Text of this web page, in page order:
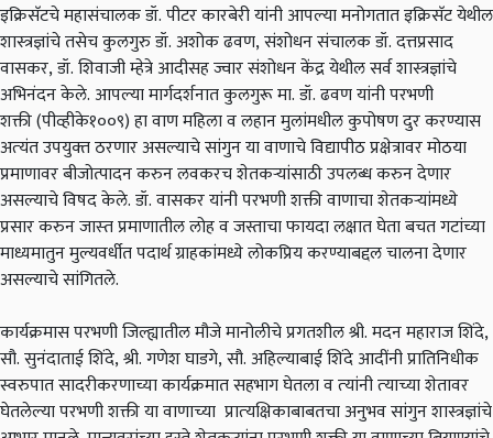
इक्रिसॅटचे महासंचालक डॉ.पीटर कारबेरी यांनी आपल्‍या मनोगतात इक्रिसॅट येथील
शास्त्रज्ञांचे तसेच कुलगुरु डॉ.अशोक ढवण,संशोधन संचालक डॉ.दत्तप्रसाद
वासकर,डॉ.शिवाजी म्हेत्रे आदीसह ज्वार संशोधन केंद्र येथील सर्व शास्त्रज्ञांचे
अभिनंदन केले. आपल्‍या मार्गदर्शनातकुलगुरू मा.डॉ.ढवण यांनी परभणी
शक्ती(पीव्हीके१००९)हा वाण महिला व लहान मुलांमधील कुपोषण दुर करण्यास
अत्‍यंत उपयुक्‍त ठरणार असल्‍याचे सांगुन या वाणाचे विद्यापीठ प्रक्षेत्रावर मोठया
प्रमाणावर बीजोत्पादन करुन लवकरच शेतकऱ्यांसाठी उपलब्ध करुन देणार
असल्याचे विषद केले.डॉ.वासकर यांनी परभणी शक्ती वाणाचा शेतक­ऱ्यांमध्ये
प्रसार करुन जास्‍त प्रमाणातील लोह व जस्ताचा फायदा लक्षात घेता बचत गटांच्या
माध्यमातुन मुल्यवर्धीत पदार्थ ग्राहकांमध्ये लोकप्रिय करण्याबद्दल चालना देणार
असल्याचे सांगितले.
कार्यक्रमास परभणी जिल्ह्यातील मौजे मानोलीचे प्रगतशील श्री. मदन महाराज शिंदे,
सौ. सुनंदाताई शिंदे, श्री. गणेश घाडगे, सौ. अहिल्याबाई शिंदे आदींनी प्रातिनिधीक
स्वरुपात सादरीकरणाच्या कार्यक्रमात सहभाग घेतला व त्‍यांनी त्‍याच्‍या शेतावर
घेतलेल्‍या परभणी शक्ती या वाणाच्‍या प्रात्‍यक्षिकाबाबतचा अनुभव सांगुन शास्त्रज्ञांचे